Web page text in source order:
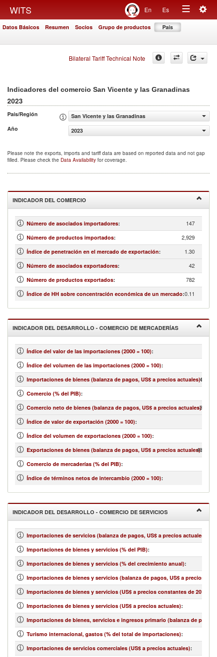
WITS En Es
Toggle
Datos Básicos Resumen Socios Grupo de productos País
Bilateral Tariff Technical Note
Indicadores del comercio San Vicente y las Granadinas
2023
País/Región
San Vicente y las Granadinas
Año
2023
Please note the exports, imports and tariff data are based on reported data and not gap
filled. Please check the Data Availability for coverage.
INDICADOR DEL COMERCIO
Número de asociados importadores: 147
Número de productos importados: 2,929
Índice de penetración en el mercado de exportación: 1.30
Número de asociados exportadores: 42
Número de productos exportados: 782
Índice de HH sobre concentración económica de un mercado:0.11
INDICADOR DEL DESARROLLO - COMERCIO DE MERCADERÍAS
Índice del valor de las importaciones (2000 = 100):
Índice del volumen de las importaciones (2000 = 100):
Importaciones de bienes (balanza de pagos, US$ a precios actuales):
Comercio (% del PIB):
Comercio neto de bienes (balanza de pagos, US$ a precios actuales):
-
Índice de valor de exportación (2000 = 100):
Índice del volumen de exportaciones (2000 = 100):
Exportaciones de bienes (balanza de pagos, US$ a precios actuales):
Comercio de mercaderías (% del PIB):
Índice de términos netos de intercambio (2000 = 100):
INDICADOR DEL DESARROLLO - COMERCIO DE SERVICIOS
Importaciones de servicios (balanza de pagos, US$ a precios actuales)
Importaciones de bienes y servicios (% del PIB):
Importaciones de bienes y servicios (% del crecimiento anual):
Importaciones de bienes y servicios (balanza de pagos, US$ a precios
Importaciones de bienes y servicios (US$ a precios constantes de 2010)
Importaciones de bienes y servicios (US$ a precios actuales):
Importaciones de bienes, servicios e ingresos primario (balanza de
Turismo internacional, gastos (% del total de importaciones):
Importaciones de servicios comerciales (US$ a precios actuales):